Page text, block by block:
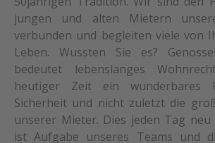
jungen und alten Mietern
verbunden und begleiten viele von
Leben. Wussten Sie es?
bedeutet lebenslanges
heutiger Zeit ein wunderbares
Sicherheit und nicht zuletzt die
unserer Mieter. Dies jeden Tag neu
ist Aufgabe unseres Teams und